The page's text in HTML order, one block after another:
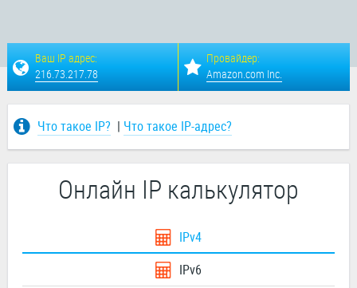
Ваш IP адрес:
216.73.217.78
Провайдер:
Amazon.com Inc.
Что такое IP? | Что такое IP-адрес?
Онлайн IP калькулятор
IPv4
IPv6